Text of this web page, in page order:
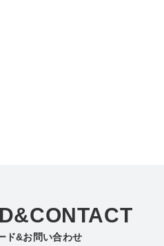
ド&お問い合わせ